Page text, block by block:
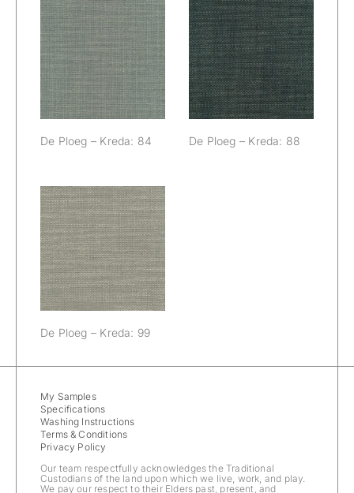
De Ploeg –
Kreda: 84
De Ploeg – Kreda: 84
De Ploeg –
Kreda: 88
De Ploeg – Kreda: 88
De Ploeg –
Kreda: 99
De Ploeg – Kreda: 99
My Samples
Specifications
Washing Instructions
Terms & Conditions
Privacy Policy
Our team respectfully acknowledges the Traditional
Custodians of the land upon which we live, work, and play.
We pay our respect to their Elders past, present, and